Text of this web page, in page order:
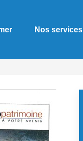
Nos services